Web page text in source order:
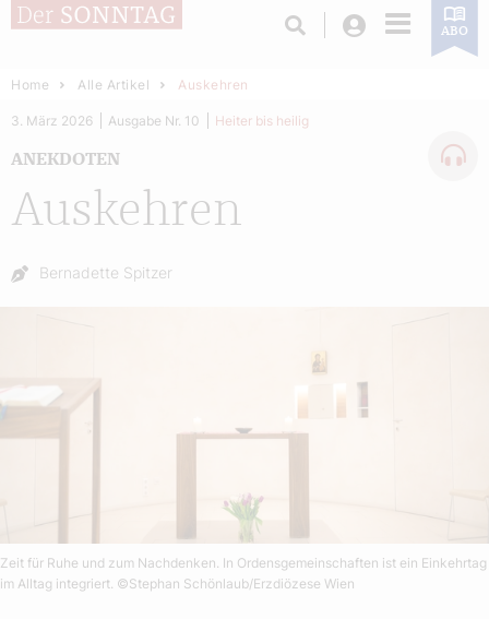
Login ABO
Home Alle Artikel Auskehren
Auskehren
ANEKDOTEN
3. März 2026 Ausgabe Nr. 10 Heiter bis heilig
Autor:
Bernadette Spitzer
Zeit für Ruhe und zum Nachdenken. In Ordensgemeinschaften ist ein Einkehrtag
im Alltag integriert. ©Stephan Schönlaub/Erzdiözese Wien